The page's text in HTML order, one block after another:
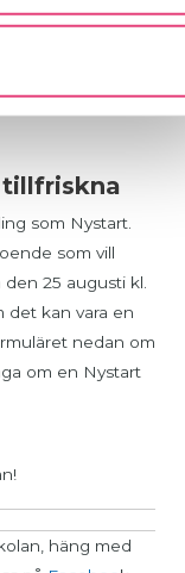
ger dig verktygen
tillsammans med
tillfriskna
som Nystart.
som vill
25 augusti kl.
det kan vara en
nedan om
om en Nystart
häng med